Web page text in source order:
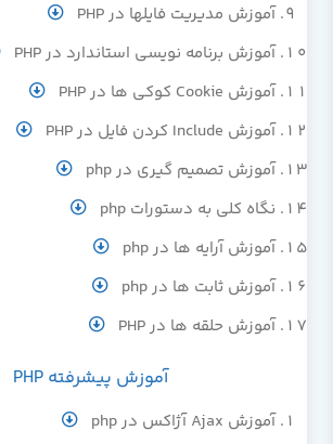
آموزش مدیریت فایلها در PHP
آموزش برنامه نویسی استاندارد در PHP
آموزش Cookie کوکی ها در PHP
آموزش Include کردن فایل در PHP
آموزش تصمیم گیری در php
نگاه کلی به دستورات php
آموزش آرایه ها در php
آموزش ثابت ها در php
آموزش حلقه ها در PHP
آموزش پیشرفته PHP
آموزش Ajax آژاکس در php